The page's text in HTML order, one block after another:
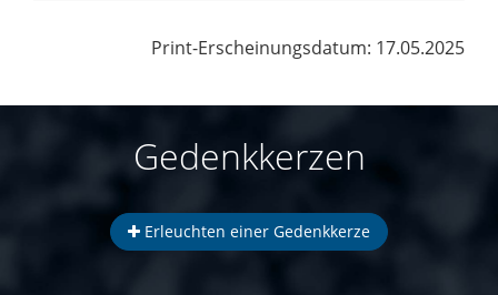
Print-Erscheinungsdatum: 17.05.2025
Gedenkkerzen
Erleuchten einer Gedenkkerze